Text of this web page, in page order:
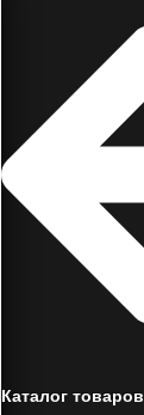
Каталог товаров